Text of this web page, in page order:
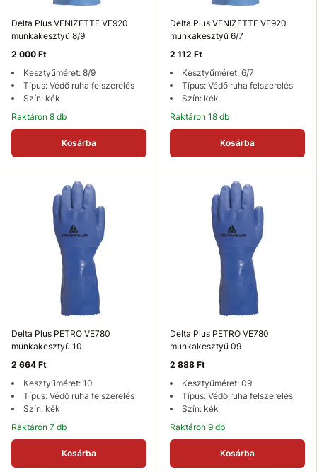
Delta Plus VENIZETTE VE920
munkakesztyű 8/9
2 000 Ft
Kesztyűméret: 8/9
Típus: Védő ruha felszerelés
Szín: kék
Raktáron 8 db
Kosárba
Delta Plus VENIZETTE VE920
munkakesztyű 6/7
2 112 Ft
Kesztyűméret: 6/7
Típus: Védő ruha felszerelés
Szín: kék
Raktáron 18 db
Kosárba
Delta Plus PETRO VE780
munkakesztyű 10
2 664 Ft
Kesztyűméret: 10
Típus: Védő ruha felszerelés
Szín: kék
Raktáron 7 db
Kosárba
Delta Plus PETRO VE780
munkakesztyű 09
2 888 Ft
Kesztyűméret: 09
Típus: Védő ruha felszerelés
Szín: kék
Raktáron 9 db
Kosárba